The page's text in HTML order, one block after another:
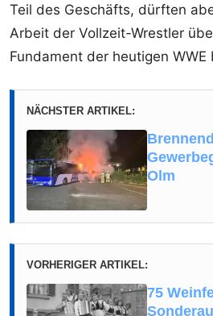
Teil des Geschäfts, dürften
Arbeit der Vollzeit-Wrestler
Fundament der heutigen WWE
NÄCHSTER ARTIKEL:
Olm
VORHERIGER ARTIKEL:
75